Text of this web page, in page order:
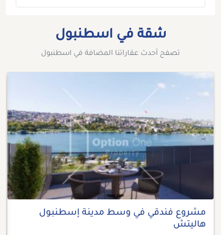
شقة في اسطنبول
تصفح أحدث عقاراتنا المضافة في اسطنبول
مشروع فندقي في وسط مدينة إسطنبول
هاليتش